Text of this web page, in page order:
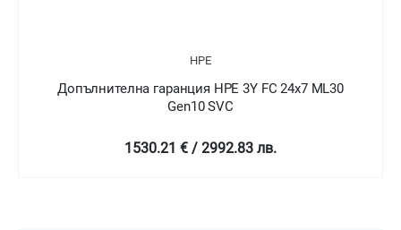
HPE
Допълнителна гаранция HPE 3Y FC 24x7 ML30
Gen10 SVC
1530.21 € / 2992.83 лв.